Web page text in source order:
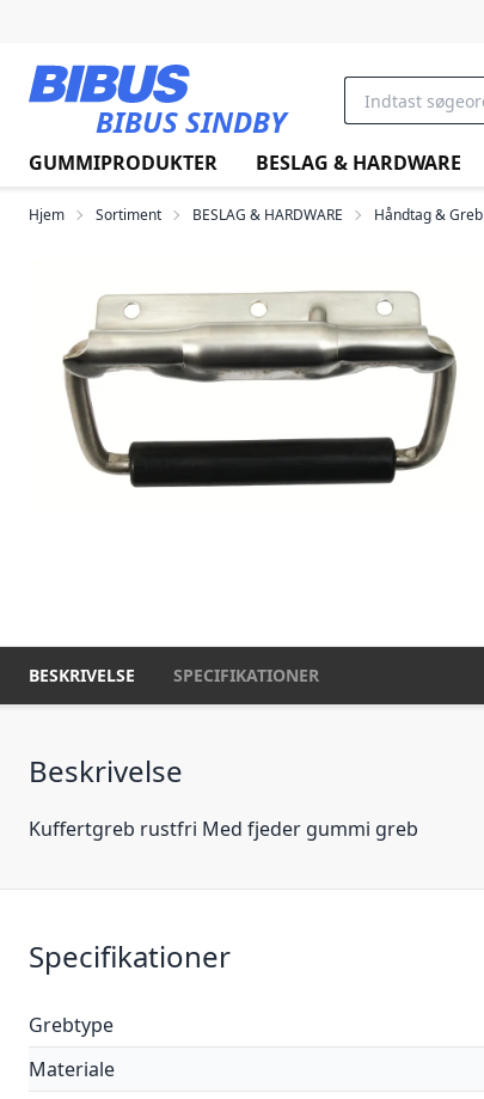
BIBUS SINDBY
GUMMIPRODUKTER BESLAG & HARDWARE
Hjem Sortiment BESLAG & HARDWARE Håndtag & Greb
BESKRIVELSE SPECIFIKATIONER
Beskrivelse
Kuffertgreb rustfri Med fjeder gummi greb
Specifikationer
Grebtype
Materiale